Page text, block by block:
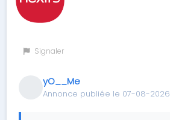
Signaler
yO__Me
Annonce publiée le 07-08-2026